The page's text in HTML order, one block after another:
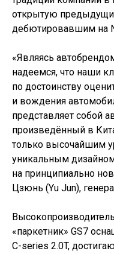
открытую
дебютировавшим на
«Являясь
надеемся, что наши
по достоинству
и вождения
представляет собой
произведённый в
только высочайшим
уникальным
на принципиально
Цзюнь (Yu Jun),
«паркетник» GS7
C-series 2.0T,